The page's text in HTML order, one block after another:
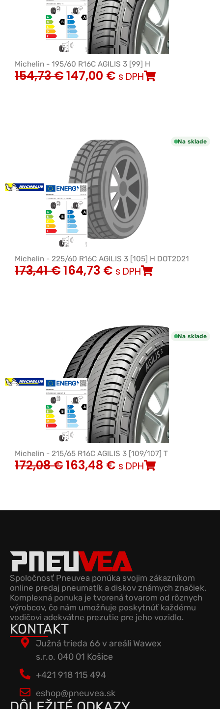
Michelin - 195/60 R16C AGILIS 3 [99] H
154,73€147,00 € s DPH
Na sklade
Michelin - 225/60 R16C AGILIS 3 [105] H DOT2021
173,41€164,73 € s DPH
Na sklade
Michelin - 215/65 R16C AGILIS 3 [109/107] T
172,08€163,48 € s DPH
Spoločnosť Pneuvea ponúka svojim zákazníkom
online predaj pneumatík a diskov známych značiek.
Komplexná ponuka je tvorená tovarom od rôznych
výrobcov, čo nám umožňuje poskytnúť každému
vodičovi adekvátne prezutie pre jeho vozidlo.
KONTAKT
Južná trieda 66 v areáli Wawex
s.r.o. 040 01 Košice
+421 918 115 494
eshop@pneuvea.sk